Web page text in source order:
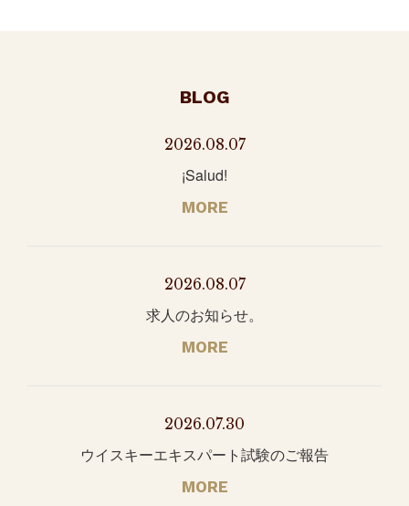
BLOG
2026.08.07
¡Salud!
MORE
2026.08.07
求人のお知らせ。
MORE
2026.07.30
ウイスキーエキスパート試験のご報告
MORE